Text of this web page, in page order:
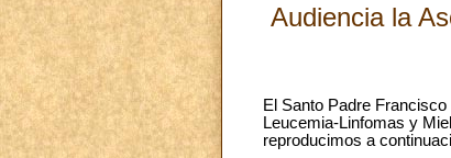
Audiencia la
El Santo Padre
Leucemia-Linfomas y
reproducimos a